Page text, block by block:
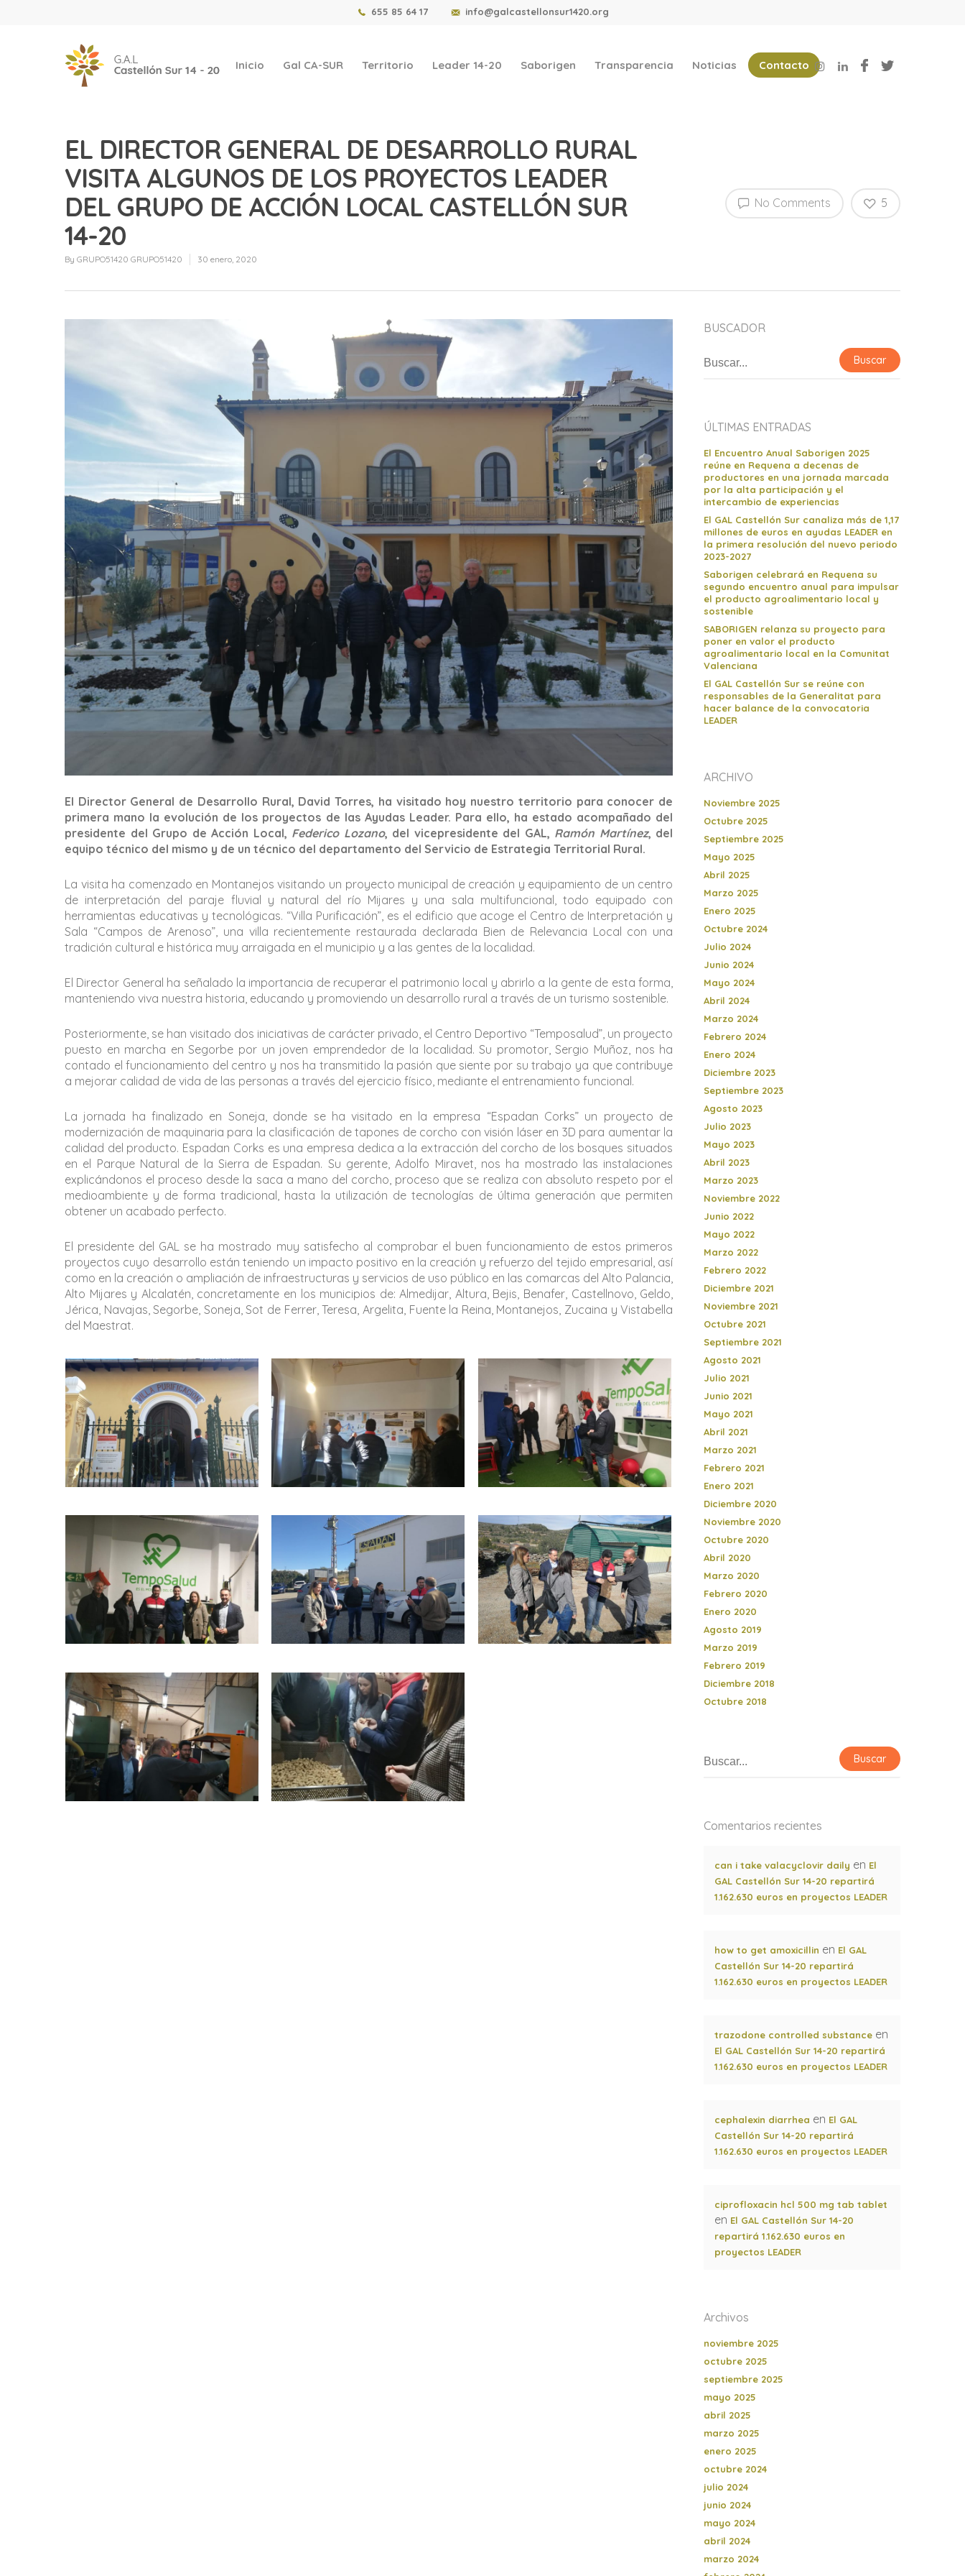
655 85 64 17 info@galcastellonsur1420.org
Inicio Gal CA-SUR Territorio Leader 14-20 Saborigen Transparencia Noticias Contacto
EL DIRECTOR GENERAL DE DESARROLLO RURAL
VISITA ALGUNOS DE LOS PROYECTOS LEADER
DEL GRUPO DE ACCIÓN LOCAL CASTELLÓN SUR
14-20
By GRUPO51420 GRUPO51420 30 enero, 2020
No Comments 5
El Director General de Desarrollo Rural, David Torres, ha visitado hoy nuestro territorio para conocer de
primera mano la evolución de los proyectos de las Ayudas Leader. Para ello, ha estado acompañado del
presidente del Grupo de Acción Local, Federico Lozano, del vicepresidente del GAL, Ramón Martínez, del
equipo técnico del mismo y de un técnico del departamento del Servicio de Estrategia Territorial Rural.
La visita ha comenzado en Montanejos visitando un proyecto municipal de creación y equipamiento de un centro
de interpretación del paraje fluvial y natural del río Mijares y una sala multifuncional, todo equipado con
herramientas educativas y tecnológicas. “Villa Purificación”, es el edificio que acoge el Centro de Interpretación y
Sala “Campos de Arenoso”, una villa recientemente restaurada declarada Bien de Relevancia Local con una
tradición cultural e histórica muy arraigada en el municipio y a las gentes de la localidad.
El Director General ha señalado la importancia de recuperar el patrimonio local y abrirlo a la gente de esta forma,
manteniendo viva nuestra historia, educando y promoviendo un desarrollo rural a través de un turismo sostenible.
Posteriormente, se han visitado dos iniciativas de carácter privado, el Centro Deportivo “Temposalud”, un proyecto
puesto en marcha en Segorbe por un joven emprendedor de la localidad. Su promotor, Sergio Muñoz, nos ha
contado el funcionamiento del centro y nos ha transmitido la pasión que siente por su trabajo ya que contribuye
a mejorar calidad de vida de las personas a través del ejercicio físico, mediante el entrenamiento funcional.
La jornada ha finalizado en Soneja, donde se ha visitado en la empresa “Espadan Corks” un proyecto de
modernización de maquinaria para la clasificación de tapones de corcho con visión láser en 3D para aumentar la
calidad del producto. Espadan Corks es una empresa dedica a la extracción del corcho de los bosques situados
en el Parque Natural de la Sierra de Espadan. Su gerente, Adolfo Miravet, nos ha mostrado las instalaciones
explicándonos el proceso desde la saca a mano del corcho, proceso que se realiza con absoluto respeto por el
medioambiente y de forma tradicional, hasta la utilización de tecnologías de última generación que permiten
obtener un acabado perfecto.
El presidente del GAL se ha mostrado muy satisfecho al comprobar el buen funcionamiento de estos primeros
proyectos cuyo desarrollo están teniendo un impacto positivo en la creación y refuerzo del tejido empresarial, así
como en la creación o ampliación de infraestructuras y servicios de uso público en las comarcas del Alto Palancia,
Alto Mijares y Alcalatén, concretamente en los municipios de: Almedijar, Altura, Bejis, Benafer, Castellnovo, Geldo,
Jérica, Navajas, Segorbe, Soneja, Sot de Ferrer, Teresa, Argelita, Fuente la Reina, Montanejos, Zucaina y Vistabella
del Maestrat.
BUSCADOR
ÚLTIMAS ENTRADAS
El Encuentro Anual Saborigen 2025
reúne en Requena a decenas de
productores en una jornada marcada
por la alta participación y el
intercambio de experiencias
El GAL Castellón Sur canaliza más de 1,17
millones de euros en ayudas LEADER en
la primera resolución del nuevo periodo
2023-2027
Saborigen celebrará en Requena su
segundo encuentro anual para impulsar
el producto agroalimentario local y
sostenible
SABORIGEN relanza su proyecto para
poner en valor el producto
agroalimentario local en la Comunitat
Valenciana
El GAL Castellón Sur se reúne con
responsables de la Generalitat para
hacer balance de la convocatoria
LEADER
ARCHIVO
Noviembre 2025
Octubre 2025
Septiembre 2025
Mayo 2025
Abril 2025
Marzo 2025
Enero 2025
Octubre 2024
Julio 2024
Junio 2024
Mayo 2024
Abril 2024
Marzo 2024
Febrero 2024
Enero 2024
Diciembre 2023
Septiembre 2023
Agosto 2023
Julio 2023
Mayo 2023
Abril 2023
Marzo 2023
Noviembre 2022
Junio 2022
Mayo 2022
Marzo 2022
Febrero 2022
Diciembre 2021
Noviembre 2021
Octubre 2021
Septiembre 2021
Agosto 2021
Julio 2021
Junio 2021
Mayo 2021
Abril 2021
Marzo 2021
Febrero 2021
Enero 2021
Diciembre 2020
Noviembre 2020
Octubre 2020
Abril 2020
Marzo 2020
Febrero 2020
Enero 2020
Agosto 2019
Marzo 2019
Febrero 2019
Diciembre 2018
Octubre 2018
Comentarios recientes
can i take valacyclovir daily en El
GAL Castellón Sur 14-20 repartirá
1.162.630 euros en proyectos LEADER
how to get amoxicillin en El GAL
Castellón Sur 14-20 repartirá
1.162.630 euros en proyectos LEADER
trazodone controlled substance en
El GAL Castellón Sur 14-20 repartirá
1.162.630 euros en proyectos LEADER
cephalexin diarrhea en El GAL
Castellón Sur 14-20 repartirá
1.162.630 euros en proyectos LEADER
ciprofloxacin hcl 500 mg tab tablet
en El GAL Castellón Sur 14-20
repartirá 1.162.630 euros en
proyectos LEADER
Archivos
noviembre 2025
octubre 2025
septiembre 2025
mayo 2025
abril 2025
marzo 2025
enero 2025
octubre 2024
julio 2024
junio 2024
mayo 2024
abril 2024
marzo 2024